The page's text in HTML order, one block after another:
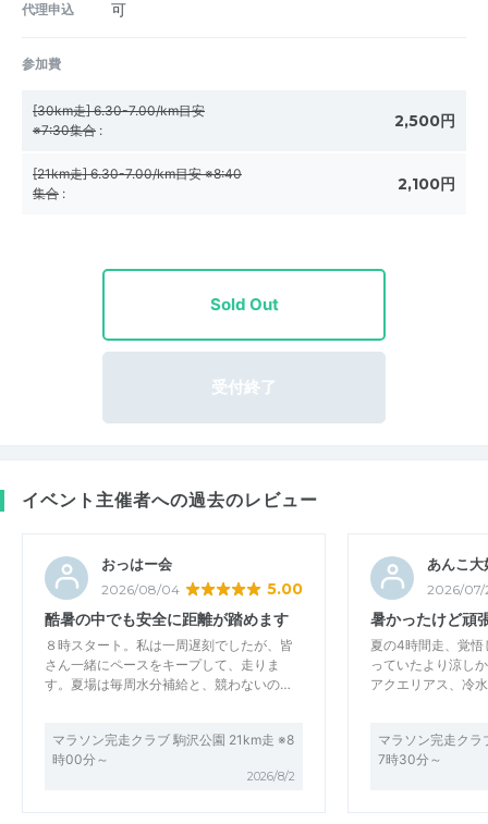
代理申込 可
参加費
[30km走] 6.30-7.00/km目安
※7:30集合 : 2,500円
[21km走] 6.30-7.00/km目安 ※8:40
集合 : 2,100円
Sold Out
受付終了
イベント主催者への過去のレビュー
おっはー会
2026/08/04 5.00
酷暑の中でも安全に距離が踏めます
８時スタート。私は一周遅刻でしたが、皆
さん一緒にペースをキープして、走りま
す。夏場は毎周水分補給と、競わないの…
マラソン完走クラブ 駒沢公園 21km走 ※8
時00分～
2026/8/2
あんこ大
2026/
暑かったけど頑
夏の4時間走、覚
っていたより涼し
アクエリアス、冷
マラソン完走ク
7時30分～